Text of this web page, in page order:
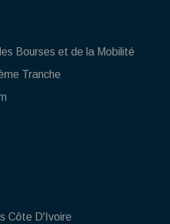
Bourses et de la Mobilité
Tranche
Côte D'Ivoire